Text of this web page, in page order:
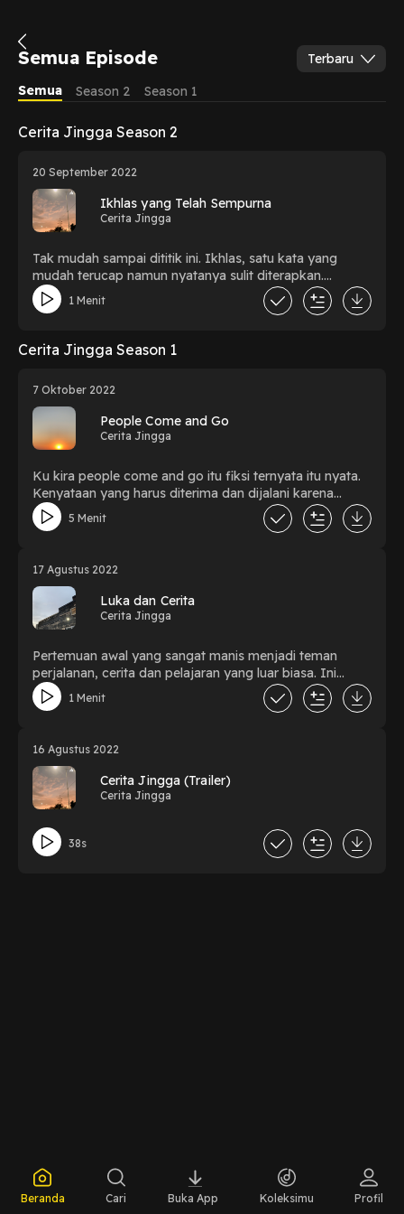
Semua Episode
Terbaru
Semua
Season 2 Season 1
Cerita Jingga Season 2
20 September 2022
Ikhlas yang Telah Sempurna
Cerita Jingga
Tak mudah sampai dititik ini. Ikhlas, satu kata yang
mudah terucap namun nyatanya sulit diterapkan.
Bagaimanapun jalannya, semua hanya butuh waktu. Dan
kini ikhlas ku telah sempurna.
1 Menit
Cerita Jingga Season 1
7 Oktober 2022
People Come and Go
Cerita Jingga
Ku kira people come and go itu fiksi ternyata itu nyata.
Kenyataan yang harus diterima dan dijalani karena
dibalik pertemuan dan perpisahan itu selalu ada
pelajaran berharga didalamnya. selamat menjali hidupp
5 Menit
17 Agustus 2022
Luka dan Cerita
Cerita Jingga
Pertemuan awal yang sangat manis menjadi teman
perjalanan, cerita dan pelajaran yang luar biasa. Ini
tentang dia, luka dan cerita.
1 Menit
16 Agustus 2022
Cerita Jingga (Trailer)
Cerita Jingga
38s
Beranda Cari Buka App Koleksimu Profil